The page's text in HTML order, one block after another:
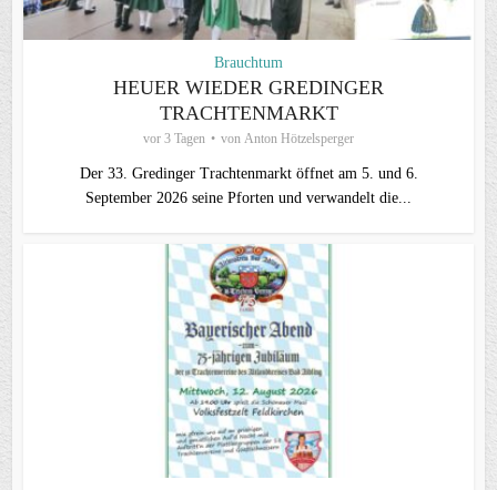
Brauchtum
HEUER WIEDER GREDINGER
TRACHTENMARKT
vor 3 Tagen von Anton Hötzelsperger
Der 33. Gredinger Trachtenmarkt öffnet am 5. und 6.
September 2026 seine Pforten und verwandelt die...